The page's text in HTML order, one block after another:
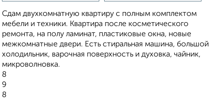
Сдам двухкомнатную квартиру с полным комплектом
мебели и техники. Квартира после косметического
ремонта, на полу ламинат, пластиковые окна, новые
межкомнатные двери. Есть стиральная машина, большой
холодильник, варочная поверхность и духовка, чайник,
микроволновка.
8
9
8